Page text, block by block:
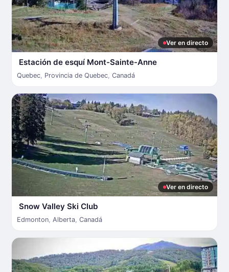
Ver en directo
Estación de esquí Mont-Sainte-Anne
Quebec, Provincia de Quebec, Canadá
Ver en directo
Snow Valley Ski Club
Edmonton, Alberta, Canadá